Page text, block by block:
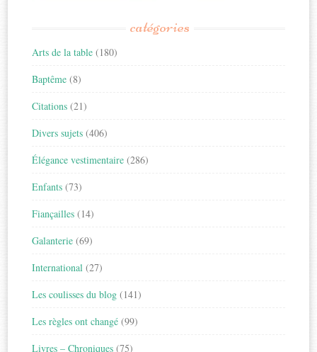
catégories
Arts de la table (180)
Baptême (8)
Citations (21)
Divers sujets (406)
Élégance vestimentaire (286)
Enfants (73)
Fiançailles (14)
Galanterie (69)
International (27)
Les coulisses du blog (141)
Les règles ont changé (99)
Livres – Chroniques (75)